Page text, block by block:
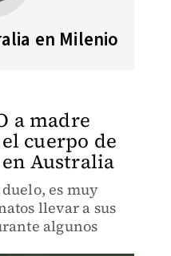
en Milenio
a madre
cuerpo de
Australia
es muy
llevar a sus
algunos